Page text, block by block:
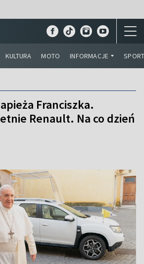
KULTURA MOTO INFORMACJE
Franciszka.
Renault. Na co dzień